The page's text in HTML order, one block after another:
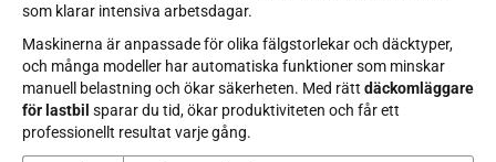
som klarar intensiva arbetsdagar.
Maskinerna är anpassade för olika fälgstorlekar och däcktyper,
och många modeller har automatiska funktioner som minskar
manuell belastning och ökar säkerheten. Med rätt däckomläggare
för lastbil sparar du tid, ökar produktiviteten och får ett
professionellt resultat varje gång.